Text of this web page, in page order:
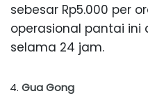
sebesar Rp5.000 per
operasional pantai ini
selama 24 jam.
Gua Gong